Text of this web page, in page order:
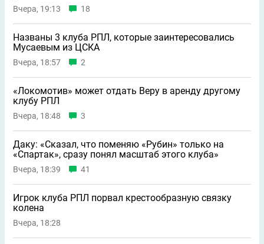
Вчера, 19:13 18
Названы 3 клуба РПЛ, которые заинтересовались
Мусаевым из ЦСКА
Вчера, 18:57 2
«Локомотив» может отдать Веру в аренду другому
клубу РПЛ
Вчера, 18:48 3
Даку: «Сказал, что поменяю «Рубин» только на
«Спартак», сразу понял масштаб этого клуба»
Вчера, 18:39 41
Игрок клуба РПЛ порвал крестообразную связку
колена
Вчера, 18:28